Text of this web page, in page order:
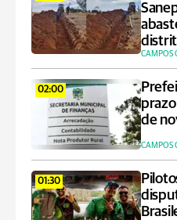
CAMPOS
02:00
de
CAMPOS
01:30